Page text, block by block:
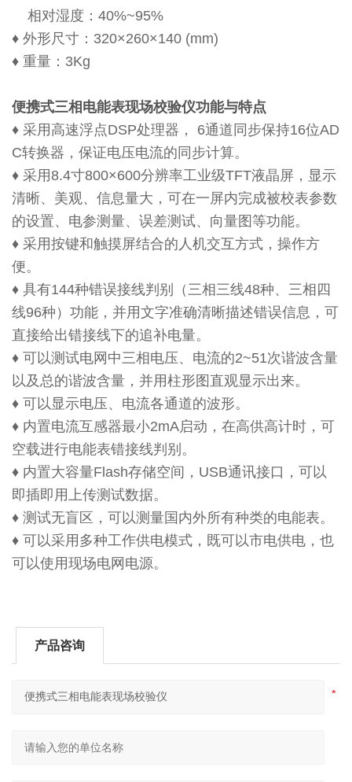
相对湿度：40%~95%
♦ 外形尺寸：320×260×140 (mm)
♦ 重量：3Kg
便携式三相电能表现场校验仪功能与特点
♦ 采用高速浮点DSP处理器， 6通道同步保持16位AD
C转换器，保证电压电流的同步计算。
♦ 采用8.4寸800×600分辨率工业级TFT液晶屏，显示
清晰、美观、信息量大，可在一屏内完成被校表参数
的设置、电参测量、误差测试、向量图等功能。
♦ 采用按键和触摸屏结合的人机交互方式，操作方
便。
♦ 具有144种错误接线判别（三相三线48种、三相四
线96种）功能，并用文字准确清晰描述错误信息，可
直接给出错接线下的追补电量。
♦ 可以测试电网中三相电压、电流的2~51次谐波含量
以及总的谐波含量，并用柱形图直观显示出来。
♦ 可以显示电压、电流各通道的波形。
♦ 内置电流互感器最小2mA启动，在高供高计时，可
空载进行电能表错接线判别。
♦ 内置大容量Flash存储空间，USB通讯接口，可以
即插即用上传测试数据。
♦ 测试无盲区，可以测量国内外所有种类的电能表。
♦ 可以采用多种工作供电模式，既可以市电供电，也
可以使用现场电网电源。
产品咨询